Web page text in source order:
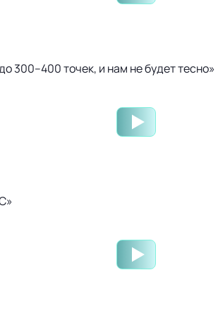
300–400 точек, и нам не будет тесно»